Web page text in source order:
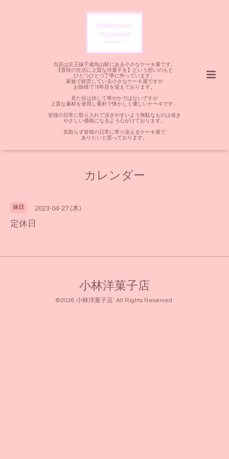
当店は京王線千歳烏山駅にある小さなケーキ屋です。
【普段の生活に上質な洋菓子を】という想いのもと
ひとつひとつ丁寧に作っています。
家族で経営している小さなケーキ屋ですが
お陰様で15年目を迎えております。
見た目は決して華やかではないですが
上質な素材を使用し素朴で懐かしく優しいケーキです。
皆様の日常に取り入れて頂きやすいよう無駄なものは省き
やさしい価格になるよう心がけております。
気取らず皆様の日常に寄り添えるケーキ屋で
ありたいと思っております。
カレンダー
休日 2023-04-27 (木)
定休日
小林洋菓子店
©2026 小林洋菓子店. All Rights Reserved.